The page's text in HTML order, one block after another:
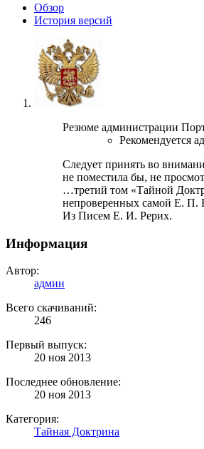
Обзoр
История версий
Резюме администрации
Рекомендуется
Следует принять во
не поместила бы, не
…третий том «Тайной
непроверенных самой Е. П.
Из Писем Е. И. Рерих.
Информация
Автор:
админ
Всего скачиваний:
246
Первый выпуск:
20 ноя 2013
Последнее обновление:
20 ноя 2013
Категория:
Тайная Доктрина